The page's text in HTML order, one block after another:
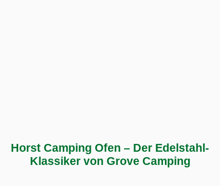
Horst Camping Ofen – Der Edelstahl-
Klassiker von Grove Camping